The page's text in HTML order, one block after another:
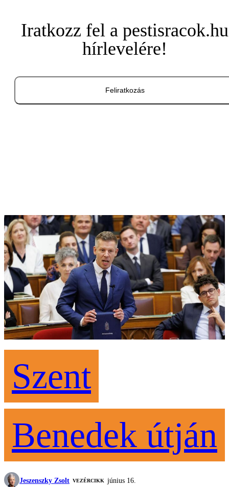
Iratkozz fel a pestisracok.hu
hírlevelére!
Feliratkozás
Szent
Benedek útján
Jeszenszky Zsolt VEZÉRCIKK június 16.